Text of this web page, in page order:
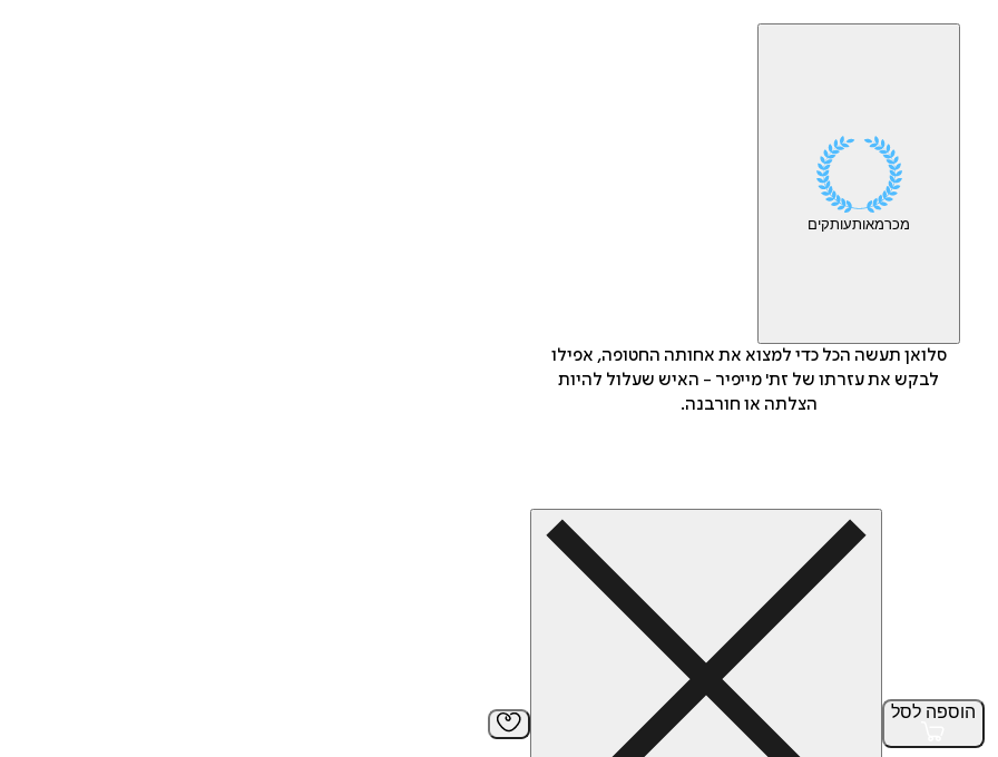
מכרמאותעותקים
סלואן תעשה הכל כדי למצוא את אחותה החטופה, אפילו
לבקש את עזרתו של זת' מייפיר - האיש שעלול להיות
הצלתה או חורבנה.
הוספה לסל